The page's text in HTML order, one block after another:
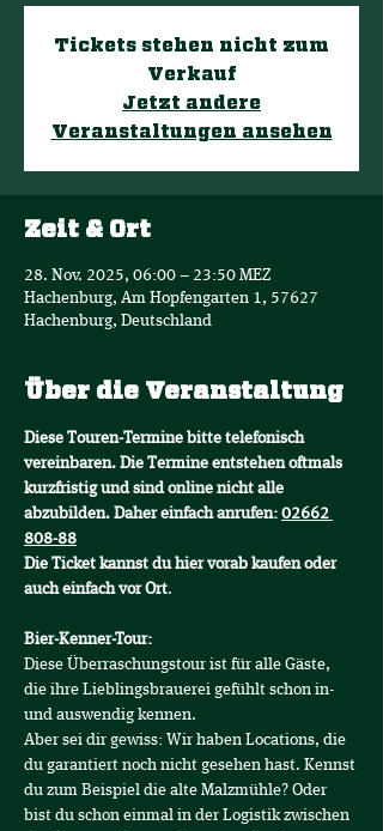
Tickets stehen nicht zum
Verkauf
Jetzt andere
Veranstaltungen ansehen
Zeit & Ort
28. Nov. 2025, 06:00 – 23:50 MEZ
Hachenburg, Am Hopfengarten 1, 57627
Hachenburg, Deutschland
Über die Veranstaltung
Diese Touren-Termine bitte telefonisch
vereinbaren. Die Termine entstehen oftmals
kurzfristig und sind online nicht alle
abzubilden. Daher einfach anrufen: 02662
808-88
Die Ticket kannst du hier vorab kaufen oder
auch einfach vor Ort.
Bier-Kenner-Tour:
Diese Überraschungstour ist für alle Gäste,
die ihre Lieblingsbrauerei gefühlt schon in-
und auswendig kennen.
Aber sei dir gewiss: Wir haben Locations, die
du garantiert noch nicht gesehen hast. Kennst
du zum Beispiel die alte Malzmühle? Oder
bist du schon einmal in der Logistik zwischen